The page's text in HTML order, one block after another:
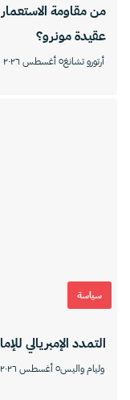
من مقاومة
عقيدة مونرو؟
أرتورو تشانغ٥ أغسطس ٢٠٢٦
سياسة
التمدد الإمبريالي
وليام واليس٥ أغسطس ٢٠٢٦